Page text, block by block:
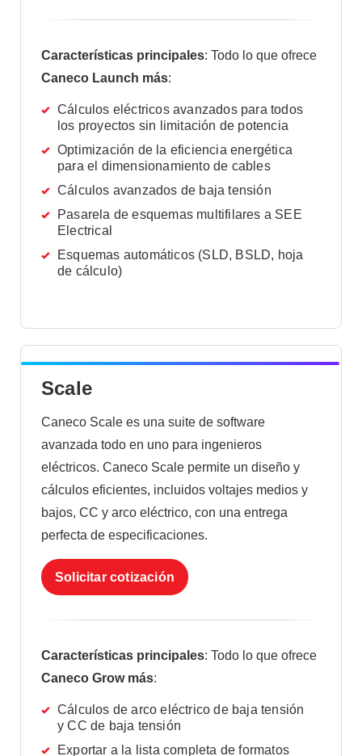
Características principales: Todo lo que ofrece
Caneco Launch más:
Cálculos eléctricos avanzados para todos
los proyectos sin limitación de potencia
Optimización de la eficiencia energética
para el dimensionamiento de cables
Cálculos avanzados de baja tensión
Pasarela de esquemas multifilares a SEE
Electrical
Esquemas automáticos (SLD, BSLD, hoja
de cálculo)
Scale
Caneco Scale es una suite de software
avanzada todo en uno para ingenieros
eléctricos. Caneco Scale permite un diseño y
cálculos eficientes, incluidos voltajes medios y
bajos, CC y arco eléctrico, con una entrega
perfecta de especificaciones.
Solicitar cotización
Características principales: Todo lo que ofrece
Caneco Grow más:
Cálculos de arco eléctrico de baja tensión
y CC de baja tensión
Exportar a la lista completa de formatos